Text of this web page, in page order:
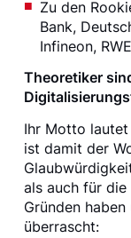
Zu den
Bank,
Infineon,
Theoretiker
Ihr Motto lautet
ist damit der
als auch für
Gründen
überrascht: